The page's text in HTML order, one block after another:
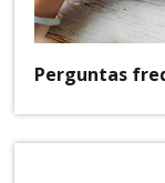
Perguntas